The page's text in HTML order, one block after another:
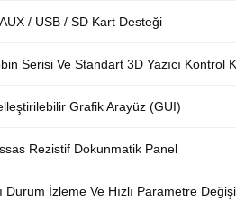
AUX / USB / SD Kart Desteği
Serisi Ve Standart 3D Yazıcı Kontrol
Grafik Arayüz (GUI)
Rezistif Dokunmatik Panel
Durum İzleme Ve Hızlı Parametre